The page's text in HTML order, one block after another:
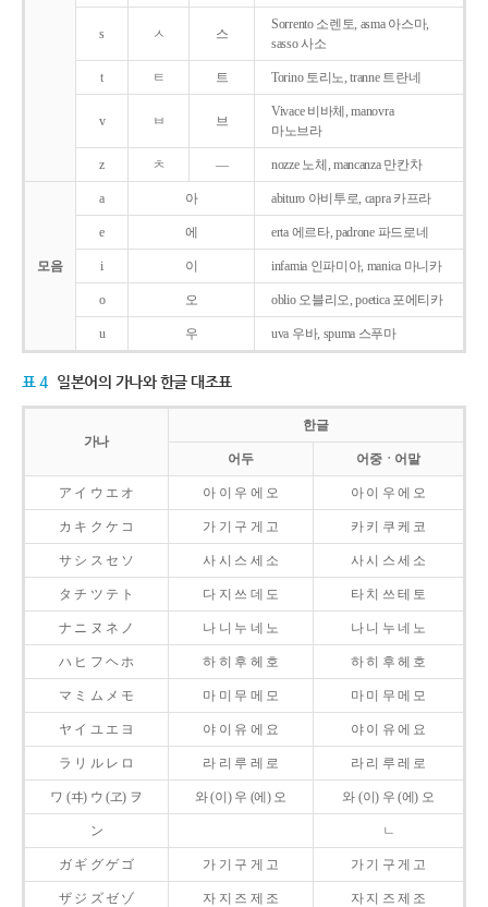
s ㅅ 스
Sorrento 소렌토, asma 아스마,
sasso 사소
t ㅌ 트 Torino 토리노, tranne 트란네
v ㅂ 브
Vivace 비바체, manovra
마노브라
z ㅊ ― nozze 노체, mancanza 만칸차
모음
a 아 abituro 아비투로, capra 카프라
e 에 erta 에르타, padrone 파드로네
i 이 infamia 인파미아, manica 마니카
o 오 oblio 오블리오, poetica 포에티카
u 우 uva 우바, spuma 스푸마
표 4 일본어의 가나와 한글 대조표
가나
한글
어두 어중ㆍ어말
ア イ ウ エ オ 아 이 우 에 오 아 이 우 에 오
カ キ ク ケ コ 가 기 구 게 고 카 키 쿠 케 코
サ シ ス セ ソ 사 시 스 세 소 사 시 스 세 소
タ チ ツ テ ト 다 지 쓰 데 도 타 치 쓰 테 토
ナ ニ ヌ ネ ノ 나 니 누 네 노 나 니 누 네 노
ハ ヒ フ ヘ ホ 하 히 후 헤 호 하 히 후 헤 호
マ ミ ム メ モ 마 미 무 메 모 마 미 무 메 모
ヤ イ ユ エ ヨ 야 이 유 에 요 야 이 유 에 요
ラ リ ル レ ロ 라 리 루 레 로 라 리 루 레 로
ワ (ヰ) ウ (ヱ) ヲ 와 (이) 우 (에) 오 와 (이) 우 (에) 오
ン ㄴ
ガ ギ グ ゲ ゴ 가 기 구 게 고 가 기 구 게 고
ザ ジ ズ ゼ ゾ 자 지 즈 제 조 자 지 즈 제 조